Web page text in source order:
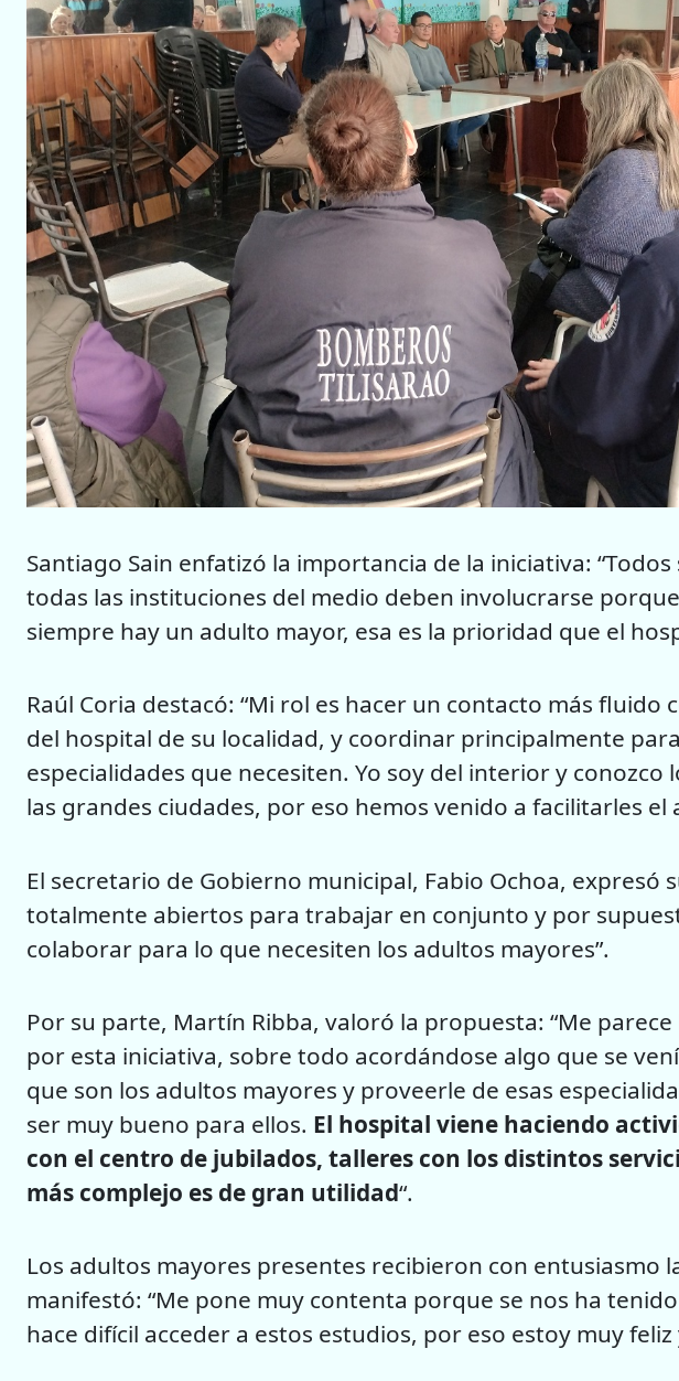
Santiago Sain enfatizó la importancia de la iniciativa:
todas las instituciones del medio deben involucrarse
siempre hay un adulto mayor, esa es la prioridad que el
Raúl Coria destacó: “Mi rol es hacer un contacto más fluido
del hospital de su localidad, y coordinar principalmente
especialidades que necesiten. Yo soy del interior y conozco
las grandes ciudades, por eso hemos venido a facilitarles el
El secretario de Gobierno municipal, Fabio Ochoa, expresó
totalmente abiertos para trabajar en conjunto y por
colaborar para lo que necesiten los adultos mayores”.
Por su parte, Martín Ribba, valoró la propuesta: “Me
por esta iniciativa, sobre todo acordándose algo que se
que son los adultos mayores y proveerle de esas
ser muy bueno para ellos. El hospital viene haciendo
con el centro de jubilados, talleres con los distintos
más complejo es de gran utilidad“.
Los adultos mayores presentes recibieron con entusiasmo
manifestó: “Me pone muy contenta porque se nos ha
hace difícil acceder a estos estudios, por eso estoy muy feliz